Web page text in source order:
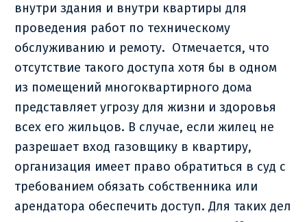
внутри здания и внутри квартиры для
проведения работ по техническому
обслуживанию и ремоту. Отмечается, что
отсутствие такого доступа хотя бы в одном
из помещений многоквартирного дома
представляет угрозу для жизни и здоровья
всех его жильцов. В случае, если жилец не
разрешает вход газовщику в квартиру,
организация имеет право обратиться в суд с
требованием обязать собственника или
арендатора обеспечить доступ. Для таких дел